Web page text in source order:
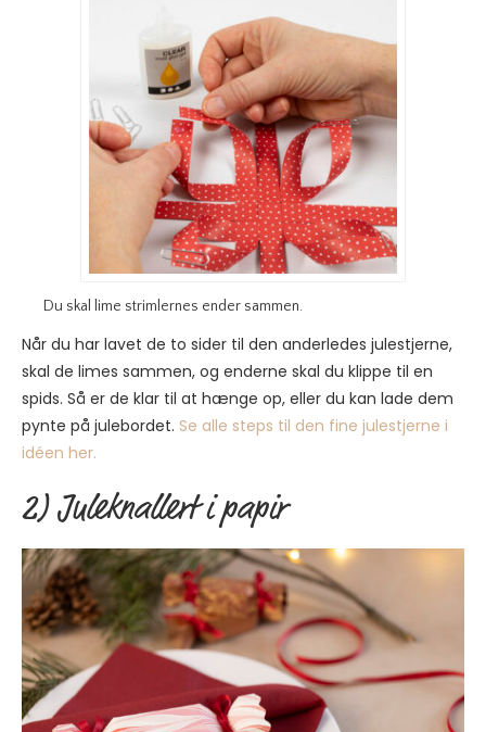
Du skal lime strimlernes ender sammen.
Når du har lavet de to sider til den anderledes julestjerne,
skal de limes sammen, og enderne skal du klippe til en
spids. Så er de klar til at hænge op, eller du kan lade dem
pynte på julebordet. Se alle steps til den fine julestjerne i
idéen her.
2) Juleknallert i papir